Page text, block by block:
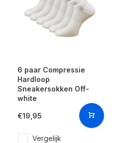
6 paar Compressie
Hardloop
Sneakersokken Off-
white
€19,95
Vergelijk